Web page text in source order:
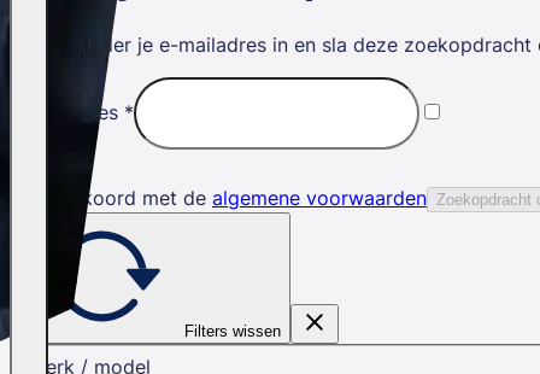
Vul hieronder je e-mailadres in en sla deze
E-mailadres *
Ik ga akkoord met de algemene voorwaarden Zoekopdracht
Filters wissen
Merk / model